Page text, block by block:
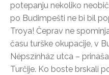
potepanju nekoliko
po Budimpešti ne bi bil
Troya! Čeprav ne
času turške okupacije, v
Népszínház utca –
Turčije. Ko boste brskali